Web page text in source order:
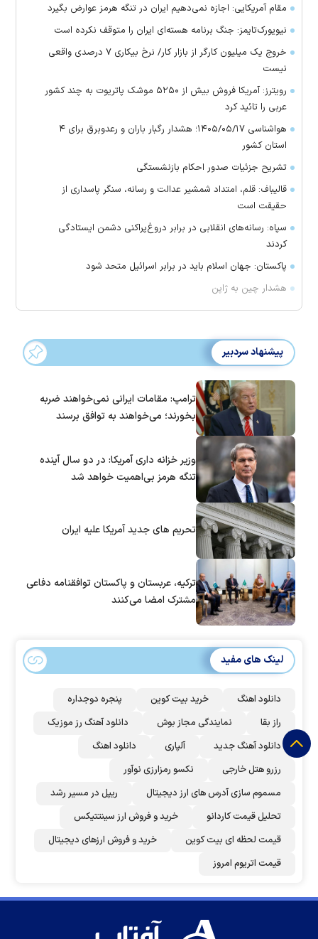
مقام آمریکایی: اجازه نمی‌دهیم ایران در تنگه هرمز عوارض بگیرد
نیویورک‌تایمز: جنگ برنامه هسته‌ای ایران را متوقف نکرده است
خروج یک میلیون کارگر از بازار کار/ نرخ بیکاری ۷ درصدی واقعی
نیست
رویترز: آمریکا فروش بیش از ۵۲۵۰ موشک پاتریوت به چند کشور
عربی را تائید کرد
هواشناسی ۱۴۰۵/۰۵/۱۷؛ هشدار رگبار باران و رعدوبرق برای ۴
استان کشور
تشریح جزئیات صدور احکام بازنشستگی
قالیباف: قلم، امتداد شمشیر عدالت و رسانه، سنگر پاسداری از
حقیقت است
سپاه: رسانه‌های انقلابی در برابر دروغ‌پراکنی دشمن ایستادگی
کردند
پاکستان: جهان اسلام باید در برابر اسرائیل متحد شود
هشدار چین به ژاپن
پیشنهاد سردبیر
ترامپ: مقامات ایرانی نمی‌خواهند ضربه
بخورند؛ می‌خواهند به توافق برسند
وزیر خزانه داری آمریکا: در دو سال آینده
تنگه هرمز بی‌اهمیت خواهد شد
تحریم های جدید آمریکا علیه ایران
ترکیه، عربستان و پاکستان توافقنامه دفاعی
مشترک امضا می‌کنند
لینک های مفید
دانلود اهنگ خرید بیت کوین
پنجره دوجداره
راز بقا
نمایندگی مجاز بوش
دانلود آهنگ رز‌ موزیک
دانلود آهنگ جدید
آلپاری
دانلود اهنگ
رزرو هتل خارجی
نکسو رمزارزی نوآور
مسموم سازی آدرس های ارز دیجیتال
ریپل در مسیر رشد
تحلیل قیمت کاردانو
خرید و فروش ارز سینتتیکس
قیمت لحظه ای بیت کوین
خرید و فروش ارزهای دیجیتال
قیمت اتریوم امروز